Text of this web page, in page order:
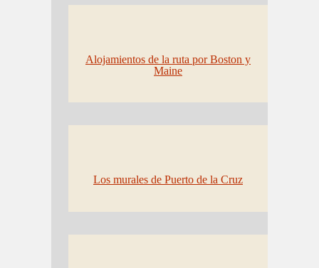
Alojamientos de la ruta por Boston y
Maine
Los murales de Puerto de la Cruz